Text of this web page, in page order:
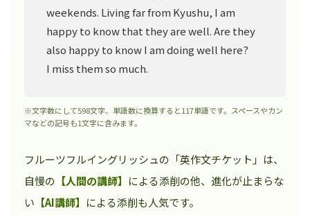
weekends. Living far from Kyushu, I am
happy to know that they are well. Are they
also happy to know I am doing well here?
I miss them so much.
※文字数にして598文字、単語数に換算すると117単語です。スペースやカン
マなどの記号も1文字に含みます。
フルーツフルイングリッシュの「英作文チケット」は、
自慢の 【人間の講師】 による添削の他、進化が止まらな
い 【AI講師】 による添削も人気です。